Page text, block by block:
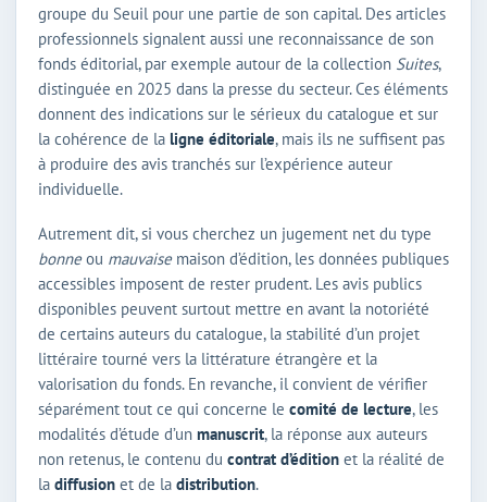
groupe du Seuil pour une partie de son capital. Des articles
professionnels signalent aussi une reconnaissance de son
fonds éditorial, par exemple autour de la collection Suites,
distinguée en 2025 dans la presse du secteur. Ces éléments
donnent des indications sur le sérieux du catalogue et sur
la cohérence de la ligne éditoriale, mais ils ne suffisent pas
à produire des avis tranchés sur l’expérience auteur
individuelle.
Autrement dit, si vous cherchez un jugement net du type
bonneou mauvaisemaison d’édition, les données publiques
accessibles imposent de rester prudent. Les avis publics
disponibles peuvent surtout mettre en avant la notoriété
de certains auteurs du catalogue, la stabilité d’un projet
littéraire tourné vers la littérature étrangère et la
valorisation du fonds. En revanche, il convient de vérifier
séparément tout ce qui concerne le comité de lecture, les
modalités d’étude d’un manuscrit, la réponse aux auteurs
non retenus, le contenu du contrat d’édition et la réalité de
la diffusion et de la distribution.